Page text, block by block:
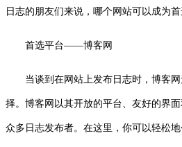
日志的朋友们来说，哪个网站可以成为
首选平台——博客网
当谈到在网站上发布日志时，博客
择。博客网以其开放的平台、友好的界
众多日志发布者。在这里，你可以轻松